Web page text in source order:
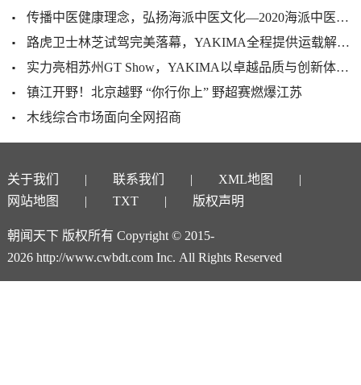
传播中医健康理念，弘扬海派中医文化—2020海派中医砥砺前行
路虎卫士林芝试驾完美落幕，YAKIMA全程提供运载解决方案及技术
实力亮相苏州GT Show，YAKIMA以卓越品质与创新体验打造户外生活新范式
镇江开野！北京越野 “你行你上” 野超赛燃爆江苏
木线综合市场面向全网招商
关于我们 联系我们
XML地图
网站地图
TXT 版权声明
朝闻天下 版权所有 Copyright © 2015-
2026 http://www.cwbdt.com Inc. All Rights Reserved